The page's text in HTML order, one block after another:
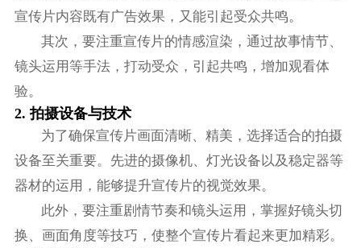
宣传片内容既有广告效果，又能引起受众共鸣。
其次，要注重宣传片的情感渲染，通过故事情节、
镜头运用等手法，打动受众，引起共鸣，增加观看体
验。
2. 拍摄设备与技术
为了确保宣传片画面清晰、精美，选择适合的拍摄
设备至关重要。先进的摄像机、灯光设备以及稳定器等
器材的运用，能够提升宣传片的视觉效果。
此外，要注重剧情节奏和镜头运用，掌握好镜头切
换、画面角度等技巧，使整个宣传片看起来更加精彩。